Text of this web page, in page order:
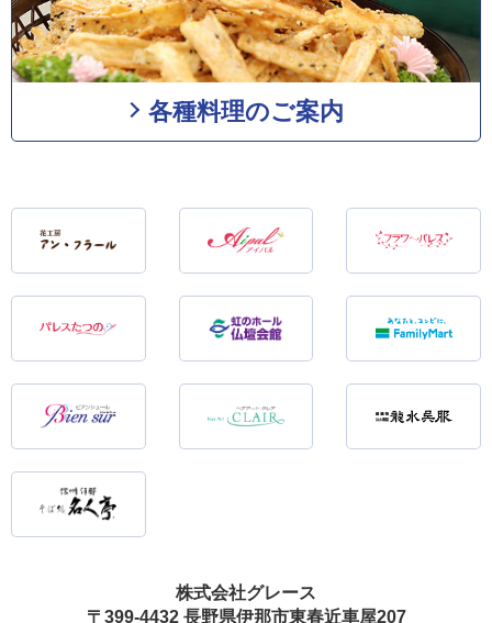
各種料理のご案内
株式会社グレース
〒399-4432 長野県伊那市東春近車屋207